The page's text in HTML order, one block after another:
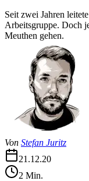
Seit zwei Jahren
Arbeitsgruppe. Doch
Meuthen gehen.
Von Stefan Juritz
21.12.20
2 Min.